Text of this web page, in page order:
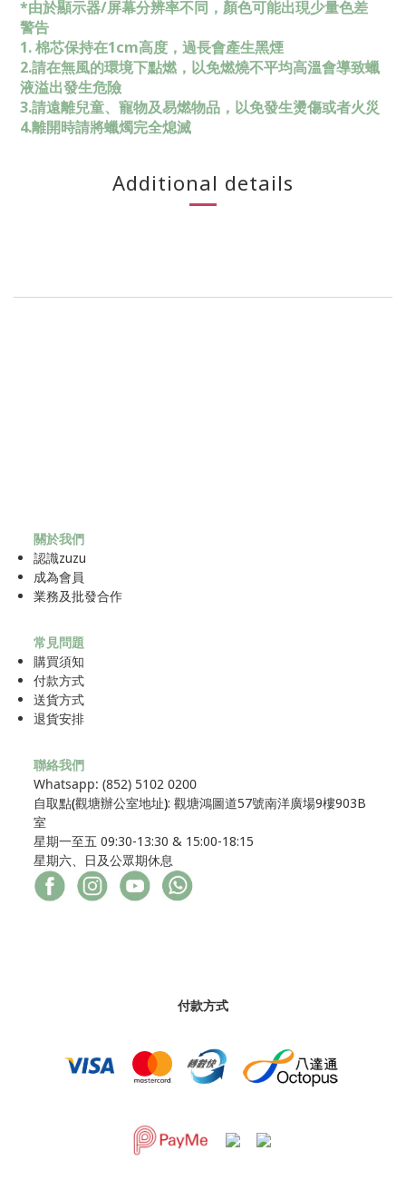
*由於顯示器/屏幕分辨率不同，顏色可能出現少量色差
警告
1. 棉芯保持在1cm高度，過長會產生黑煙
2.請在無風的環境下點燃，以免燃燒不平均高溫會導致蠟
液溢出發生危險
3.請遠離兒童、寵物及易燃物品，以免發生燙傷或者火災
4.離開時請將蠟燭完全熄滅
Additional details
關於我們
認識zuzu
成為會員
業務及批發合作
常見問題
購買須知
付款方式
送貨方式
退貨安排
聯絡我們
Whatsapp: (852) 5102 0200
自取點(觀塘辦公室地址): 觀塘鴻圖道57號南洋廣場9樓903B
室
星期一至五 09:30-13:30 & 15:00-18:15
星期六、日及公眾期休息
付款方式